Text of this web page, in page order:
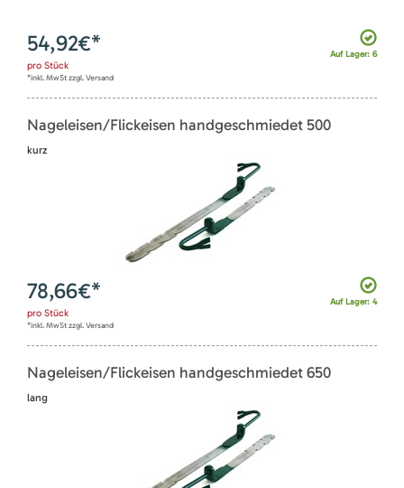
Auf Lager: 6
54,92€*
pro Stück
*inkl. MwSt zzgl. Versand
Nageleisen/Flickeisen handgeschmiedet 500
kurz
Auf Lager: 4
78,66€*
pro Stück
*inkl. MwSt zzgl. Versand
Nageleisen/Flickeisen handgeschmiedet 650
lang